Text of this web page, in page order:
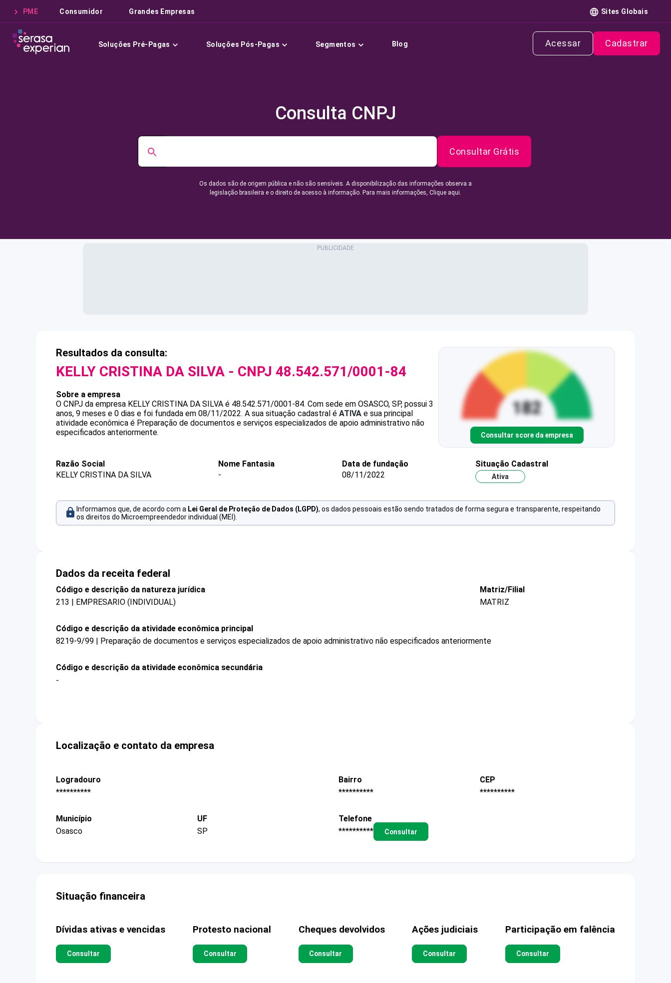
PME Consumidor Grandes Empresas Sites Globais
Soluções Pré-Pagas Soluções Pós-Pagas Segmentos Blog Acessar Cadastrar
Consulta CNPJ
Consultar Grátis
Os dados são de origem pública e não são sensíveis. A disponibilização das informações observa a
legislação brasileira e o direito de acesso à informação. Para mais informações, Clique aqui.
Resultados da consulta:
KELLY CRISTINA DA SILVA - CNPJ 48.542.571/0001-84
Sobre a empresa
O CNPJ da empresa KELLY CRISTINA DA SILVA é 48.542.571/0001-84. Com sede em OSASCO, SP, possui 3
anos, 9 meses e 0 dias e foi fundada em 08/11/2022. A sua situação cadastral é ATIVA e sua principal
atividade econômica é Preparação de documentos e serviços especializados de apoio administrativo não
especificados anteriormente.
Consultar score da empresa
Razão Social
KELLY CRISTINA DA SILVA
Nome Fantasia
-
Data de fundação
08/11/2022
Situação Cadastral
Ativa
Informamos que, de acordo com a Lei Geral de Proteção de Dados (LGPD), os dados pessoais estão sendo tratados de forma segura e transparente, respeitando
os direitos do Microempreendedor individual (MEI).
Dados da receita federal
Código e descrição da natureza jurídica
213 | EMPRESARIO (INDIVIDUAL)
Matriz/Filial
MATRIZ
Código e descrição da atividade econômica principal
8219-9/99 | Preparação de documentos e serviços especializados de apoio administrativo não especificados anteriormente
Código e descrição da atividade econômica secundária
-
Localização e contato da empresa
Logradouro
**********
Bairro
**********
CEP
**********
Município
Osasco
UF
SP
Telefone
**********
Consultar
Situação financeira
Dívidas ativas e vencidas
Consultar
Protesto nacional
Consultar
Cheques devolvidos
Consultar
Ações judiciais
Consultar
Participação em falência
Consultar